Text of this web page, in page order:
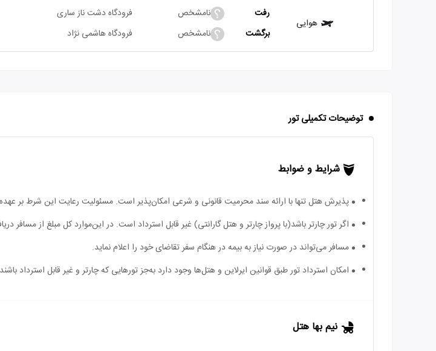
هوایی
رفت نامشخص فرودگاه دشت ناز ساری
برگشت نامشخص فرودگاه هاشمی نژاد
توضیحات تکمیلی تور
شرایط و ضوابط
پذیرش هتل تنها با ارائه سند محرمیت قانونی و شرعی امکان‌پذیر است. مسئولیت رعایت این شرط بر
اگر تور چارتر باشد(با پرواز چارتر و هتل گارانتی) غیر قابل استرداد است. در این‌موارد کل مبلغ از
مسافر می‌تواند در صورت نیاز به بیمه در هنگام سفر تقاضای خود را اعلام نماید.
امکان استرداد تور طبق قوانین ایرلاین و هتل‌ها وجود دارد به‌جز تورهایی که چارتر و غیر قابل استرداد
نیم بها هتل